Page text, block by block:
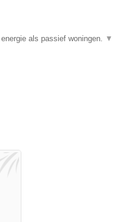
als passief woningen. ▼